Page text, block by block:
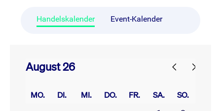
Handelskalender Event-Kalender
August 26
MO. DI. MI. DO. FR. SA. SO.